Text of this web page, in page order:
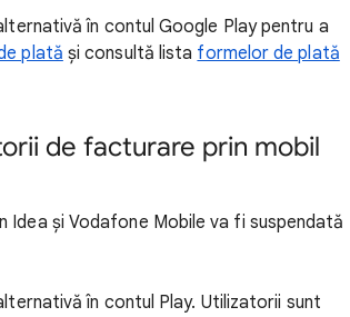
în contul Google Play pentru a
plată și consultă lista formelor de plată
de facturare prin mobil
Idea și Vodafone Mobile va fi suspendată
în contul Play. Utilizatorii sunt